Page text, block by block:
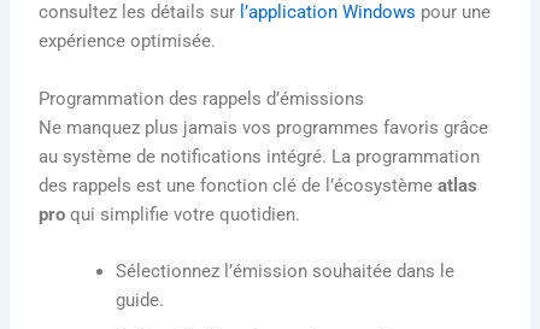
consultez les détails sur l’application Windows pour une
expérience optimisée.
Programmation des rappels d’émissions
Ne manquez plus jamais vos programmes favoris grâce
au système de notifications intégré. La programmation
des rappels est une fonction clé de l’écosystèmeatlas
pro qui simplifie votre quotidien.
Sélectionnez l’émission souhaitée dans le
guide.